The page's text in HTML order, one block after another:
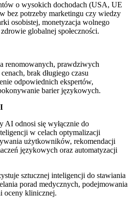
o wysokich dochodach (USA, UE
bez potrzeby marketingu czy wiedzy
osobistej, monetyzacja wolnego
globalnej społeczności.
renomowanych, prawdziwych
brak długiego czasu
odpowiednich ekspertów,
barier językowych.
AI odnosi się wyłącznie do
w celach optymalizacji
użytkowników, rekomendacji
językowych oraz automatyzacji
sztucznej inteligencji do stawiania
porad medycznych, podejmowania
oceny klinicznej.